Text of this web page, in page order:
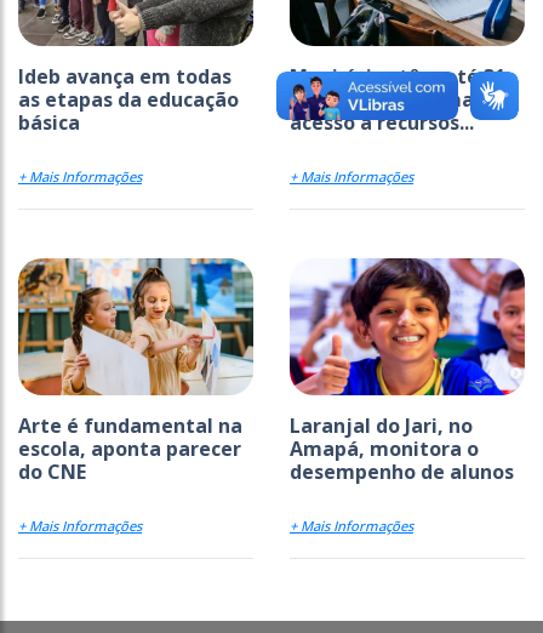
Ideb avança em todas
as etapas da educação
básica
+ Mais Informações
Municípios têm até 31
de agosto para manter
acesso a recursos...
+ Mais Informações
Arte é fundamental na
escola, aponta parecer
do CNE
+ Mais Informações
Laranjal do Jari, no
Amapá, monitora o
desempenho de alunos
+ Mais Informações